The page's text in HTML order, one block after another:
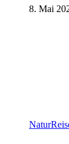
8. Mai
Natur